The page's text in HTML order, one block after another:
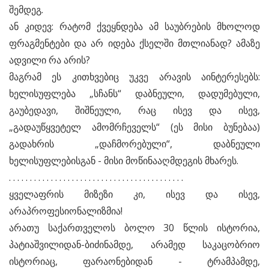
შემდეგ.
ან კიდევ: რატომ ქვეყნდება ამ საუბრების მხოლოდ
ფრაგმენტები და არ იდება ქსელში მთლიანად? ამაზე
ადვილი რა არის?
მაგრამ ეს კითხვებიც უკვე არავის აინტერესებს:
ხელისუფლება „სჩანს“ დაბნეული, დადუმებული,
გაუბედავი, შიშნეული, რაც ისევ და ისევ,
„გადაუწყვეტელ ამომრჩეველს“ (ეს მისი ბუნებაა)
გადახრის „დაჩმორებული“, დაბნეული
ხელისუფლებისგან - მისი მოწინააღმდეგის მხარეს.
. . . . . . . . . . . . . . . . . . . . . . . . . . . . . . . . . . . . . . . . . .
ყველაფრის მიზეზი კი, ისევ და ისევ,
არაპროფესიონალიზმია!
არათუ საქართველოს ბოლო 30 წლის ისტორია,
პატიაშვილიდან-ბიძინამდე, არამედ საკაცობრიო
ისტორიაც, ფარაონებიდან - ტრამპამდე,